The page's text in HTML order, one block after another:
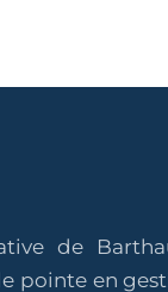
de
pointe en